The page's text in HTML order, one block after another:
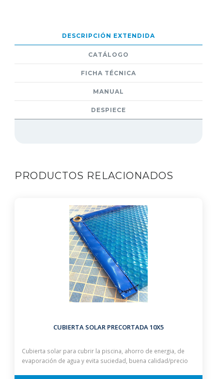
DESCRIPCIÓN EXTENDIDA
CATÁLOGO
FICHA TÉCNICA
MANUAL
DESPIECE
PRODUCTOS RELACIONADOS
CUBIERTA SOLAR PRECORTADA 10X5
Cubierta solar para cubrir la piscina, ahorro de energia, de
evaporación de agua y evita suciedad, buena calidad/precio